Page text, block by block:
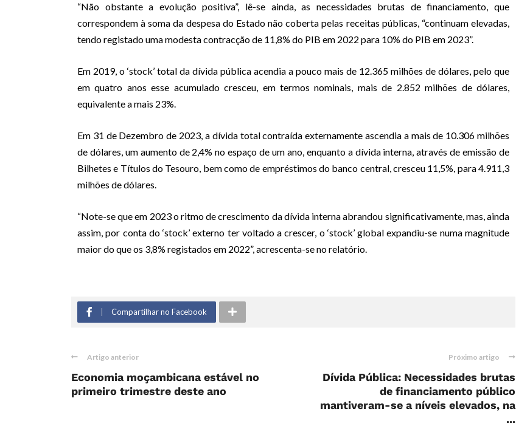
“Não obstante a evolução positiva”, lê-se ainda, as necessidades brutas de financiamento, que
correspondem à soma da despesa do Estado não coberta pelas receitas públicas, “continuam elevadas,
tendo registado uma modesta contracção de 11,8% do PIB em 2022 para 10% do PIB em 2023”.
Em 2019, o ‘stock’ total da dívida pública acendia a pouco mais de 12.365 milhões de dólares, pelo que
em quatro anos esse acumulado cresceu, em termos nominais, mais de 2.852 milhões de dólares,
equivalente a mais 23%.
Em 31 de Dezembro de 2023, a dívida total contraída externamente ascendia a mais de 10.306 milhões
de dólares, um aumento de 2,4% no espaço de um ano, enquanto a dívida interna, através de emissão de
Bilhetes e Títulos do Tesouro, bem como de empréstimos do banco central, cresceu 11,5%, para 4.911,3
milhões de dólares.
“Note-se que em 2023 o ritmo de crescimento da dívida interna abrandou significativamente, mas, ainda
assim, por conta do ‘stock’ externo ter voltado a crescer, o ‘stock’ global expandiu-se numa magnitude
maior do que os 3,8% registados em 2022”, acrescenta-se no relatório.
Compartilhar no Facebook
Artigo anterior
Economia moçambicana estável no
primeiro trimestre deste ano
Próximo artigo
Dívida Pública: Necessidades brutas
de financiamento público
mantiveram-se a níveis elevados, na
...